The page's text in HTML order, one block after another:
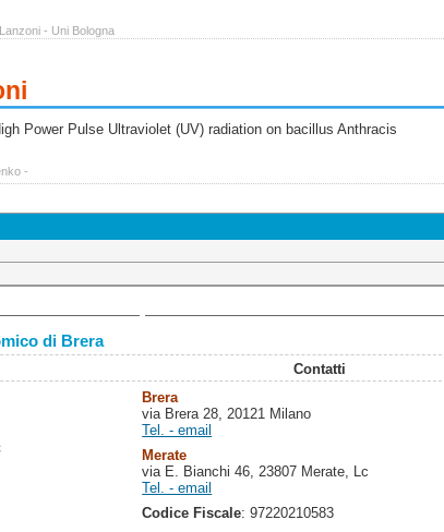
- Uni Bologna
Power Pulse Ultraviolet (UV) radiation on bacillus Anthracis
-
di Brera
Contatti
Brera
via Brera 28, 20121 Milano
Tel. - email
Merate
via E. Bianchi 46, 23807 Merate, Lc
Tel. - email
Codice Fiscale: 97220210583